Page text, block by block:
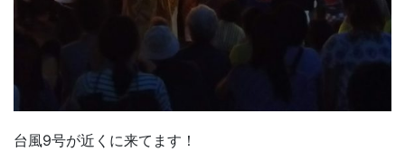
台風9号が近くに来てます！